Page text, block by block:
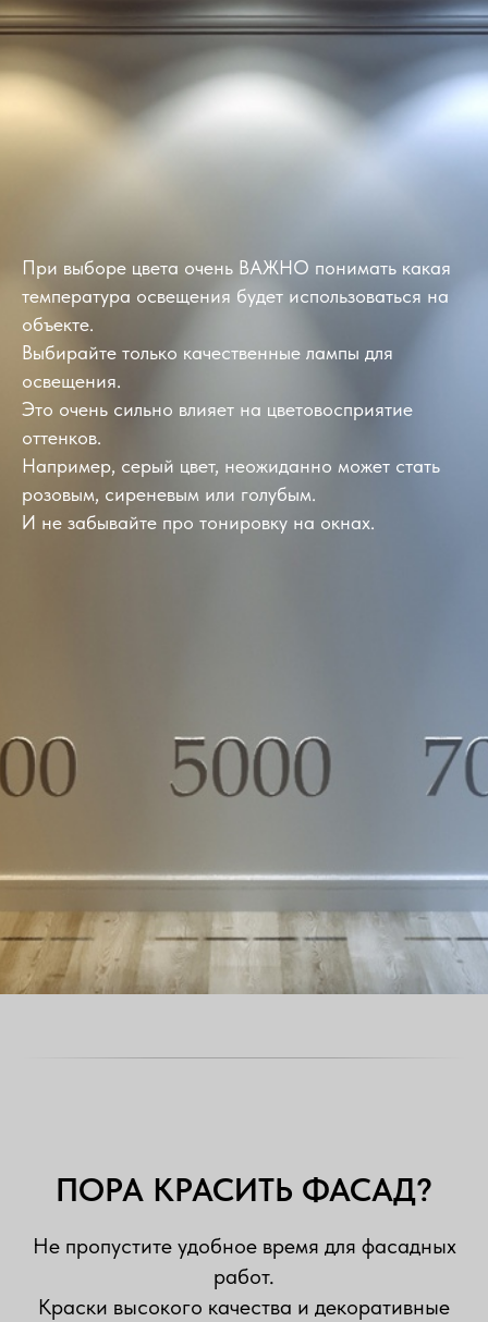
При выборе цвета очень ВАЖНО понимать какая
температура освещения будет использоваться на
объекте.
Выбирайте только качественные лампы для
освещения.
Это очень сильно влияет на цветовосприятие
оттенков.
Например, серый цвет, неожиданно может стать
розовым, сиреневым или голубым.
И не забывайте про тонировку на окнах.
ПОРА КРАСИТЬ ФАСАД?
Не пропустите удобное время для фасадных
работ.
Краски высокого качества и декоративные